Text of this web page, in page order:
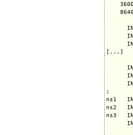
[...]
;
ns1
ns2
ns3